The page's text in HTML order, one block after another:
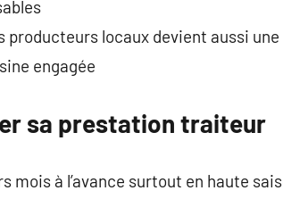
locaux devient aussi une
engagée
sa prestation traiteur
mois à l’avance surtout en haute